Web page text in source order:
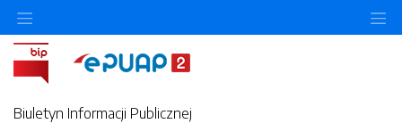
Biuletyn Informacji Publicznej